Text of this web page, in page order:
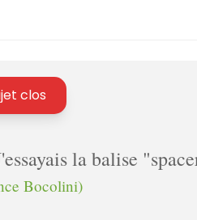
clos
la balise
Bocolini)